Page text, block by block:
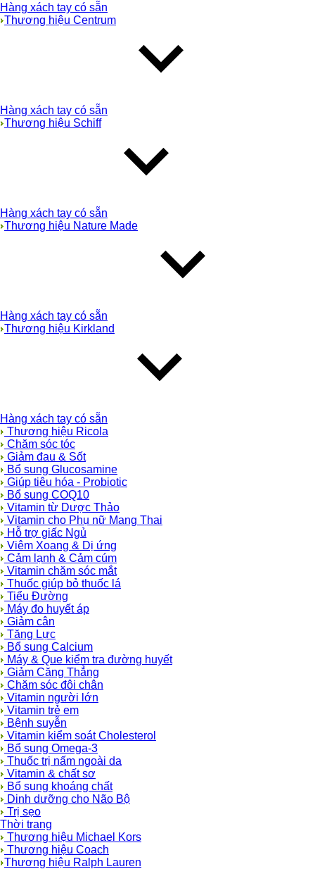
Hàng xách tay có sẵn
Thương hiệu Centrum
Hàng xách tay có sẵn
Thương hiệu Schiff
Hàng xách tay có sẵn
Thương hiệu Nature Made
Hàng xách tay có sẵn
Thương hiệu Kirkland
Hàng xách tay có sẵn
Thương hiệu Ricola
Chăm sóc tóc
Giảm đau & Sốt
Bổ sung Glucosamine
Giúp tiêu hóa - Probiotic
Bổ sung COQ10
Vitamin từ Dược Thảo
Vitamin cho Phụ nữ Mang Thai
Hỗ trợ giấc Ngủ
Viêm Xoang & Dị ứng
Cảm lạnh & Cảm cúm
Vitamin chăm sóc mắt
Thuốc giúp bỏ thuốc lá
Tiểu Đường
Máy đo huyết áp
Giảm cân
Tăng Lực
Bổ sung Calcium
Máy & Que kiểm tra đường huyết
Giảm Căng Thẳng
Chăm sóc đôi chân
Vitamin người lớn
Vitamin trẻ em
Bệnh suyễn
Vitamin kiểm soát Cholesterol
Bổ sung Omega-3
Thuốc trị nấm ngoài da
Vitamin & chất sơ
Bổ sung khoáng chất
Dinh dưỡng cho Não Bộ
Trị sẹo
Thời trang
Thương hiệu Michael Kors
Thương hiệu Coach
Thương hiệu Ralph Lauren